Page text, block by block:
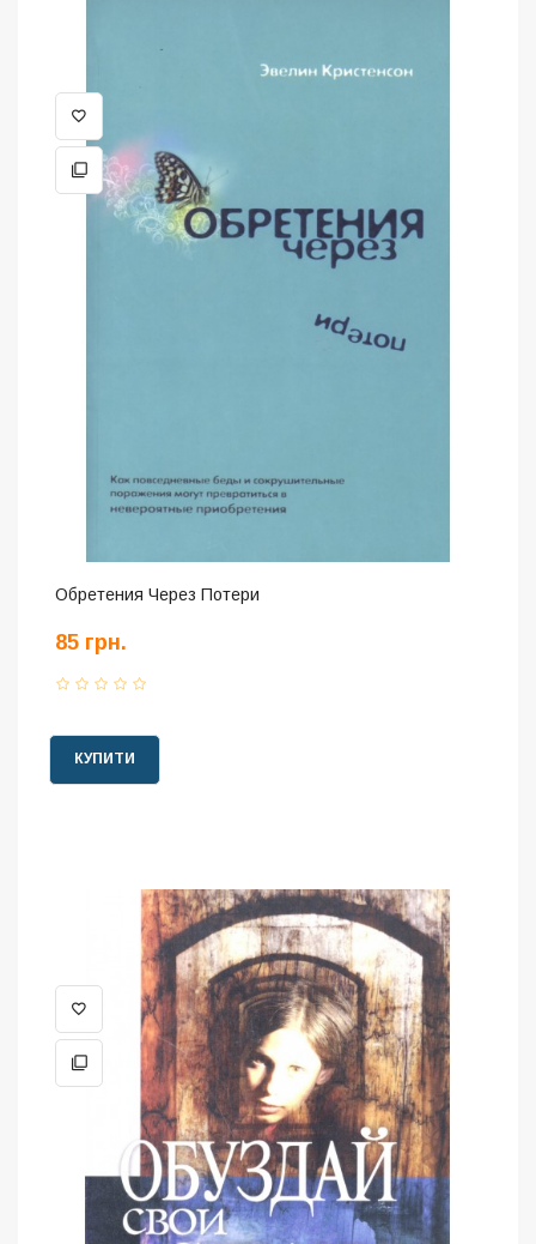
Обретения Через Потери
85 грн.
КУПИТИ